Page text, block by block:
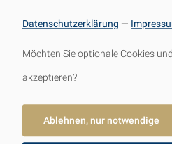
Jetzt
Schildern Sie uns
Datenschutzerklärung —
Möchten Sie optionale Cookies
akzeptieren?
Ablehnen, nur notwendige